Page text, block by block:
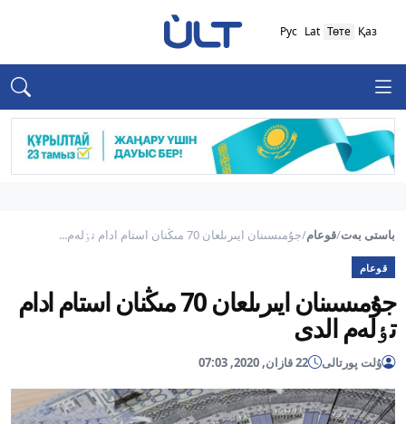
Қаз
Төте
Lat
Рус
باستى بەت/قوعام/جۇمىسىنان ايىرىلعان 70 مىڭنان استام ادام تٶلەم...
قوعام
جۇمىسىنان ايىرىلعان 70 مىڭنان استام ادام
تٶلەم الدى
ۇلت پورتالى 22 قازان, 2020, 07:03